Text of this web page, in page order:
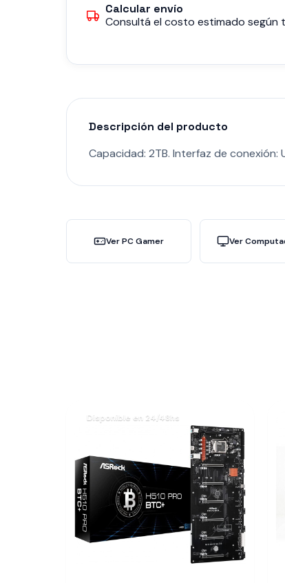
Calcular envío
Consultá el costo estimado según
Descripción del producto
Capacidad: 2TB. Interfaz de conexión:
Ver PC Gamer Ver
Disponible en 24/48hs